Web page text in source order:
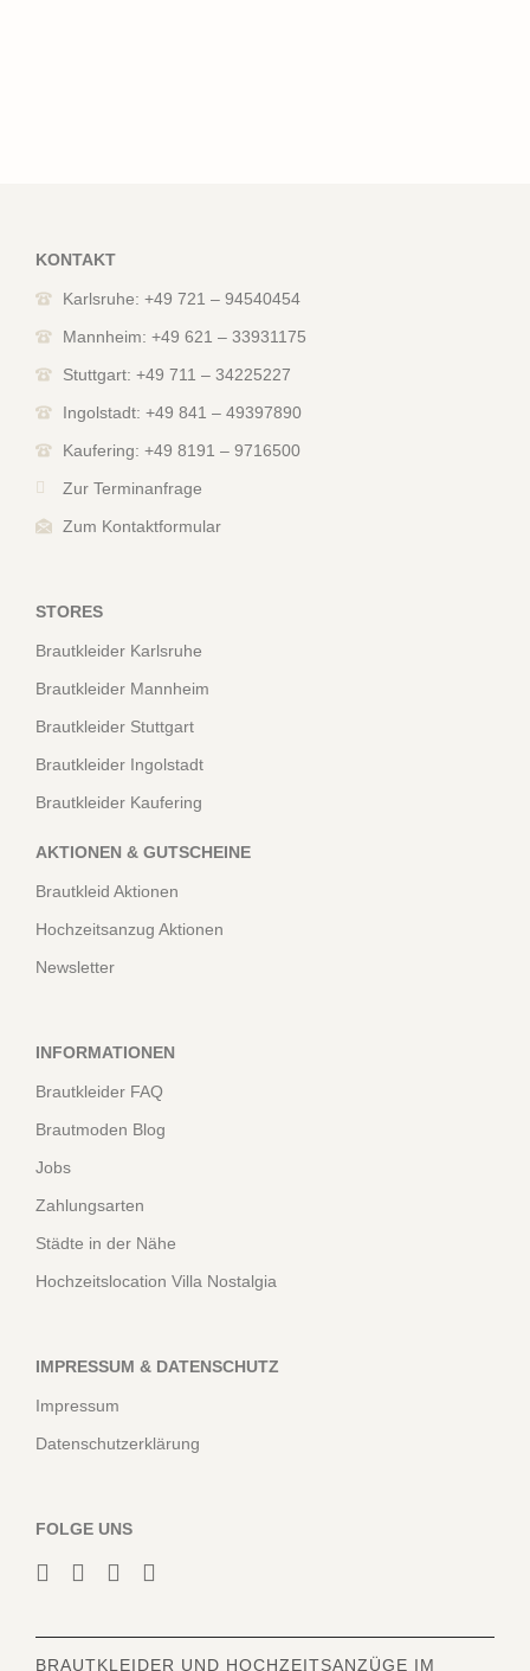
KONTAKT
Karlsruhe: +49 721 – 94540454
Mannheim: +49 621 – 33931175
Stuttgart: +49 711 – 34225227
Ingolstadt: +49 841 – 49397890
Kaufering: +49 8191 – 9716500
Zur Terminanfrage
Zum Kontaktformular
STORES
Brautkleider Karlsruhe
Brautkleider Mannheim
Brautkleider Stuttgart
Brautkleider Ingolstadt
Brautkleider Kaufering
AKTIONEN & GUTSCHEINE
Brautkleid Aktionen
Hochzeitsanzug Aktionen
Newsletter
INFORMATIONEN
Brautkleider FAQ
Brautmoden Blog
Jobs
Zahlungsarten
Städte in der Nähe
Hochzeitslocation Villa Nostalgia
IMPRESSUM & DATENSCHUTZ
Impressum
Datenschutzerklärung
FOLGE UNS
BRAUTKLEIDER UND HOCHZEITSANZÜGE IM